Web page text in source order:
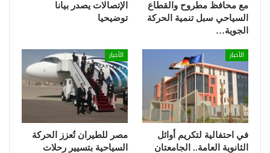
مع محافظ مطروح والقطاع
السياحي سبل تنمية الحركة
الجوية…
الإتصالات يصدر بيانا
توضيحيا
الأخبار
في احتفالية لتكريم أوائل
الثانوية العامة.. الجامعتان
الأخبار
مصر للطيران تُعزز الحركة
السياحية بتسيير رحلات